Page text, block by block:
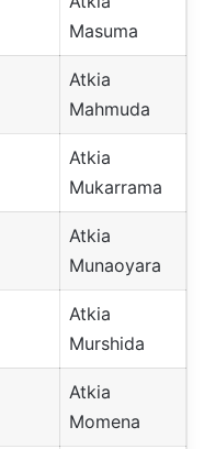
Masuma
Atkia
Mahmuda
Atkia
Mukarrama
Atkia
Munaoyara
Atkia
Murshida
Atkia
Momena